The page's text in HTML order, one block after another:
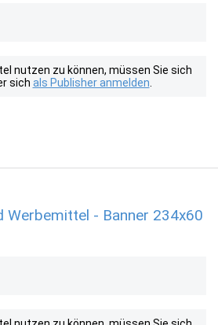
nutzen zu können, müssen Sie sich
sich als Publisher anmelden
Werbemittel - Banner 234x60